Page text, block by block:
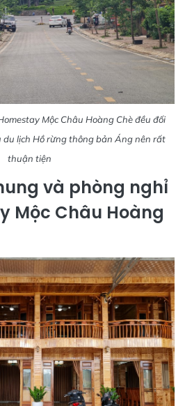
Mộc Châu Hoàng Chè đều đối
du lịch Hồ rừng thông bản Áng nên rất
thuận tiện
và phòng nghỉ
Mộc Châu Hoàng